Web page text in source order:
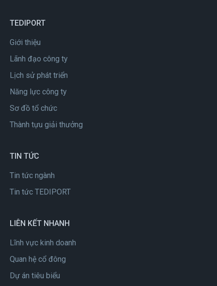
TEDIPORT
Giới thiệu
Lãnh đạo công ty
Lịch sử phát triển
Năng lực công ty
Sơ đồ tổ chức
Thành tựu giải thưởng
TIN TỨC
Tin tức ngành
Tin tức TEDIPORT
LIÊN KẾT NHANH
Lĩnh vực kinh doanh
Quan hệ cổ đông
Dự án tiêu biểu